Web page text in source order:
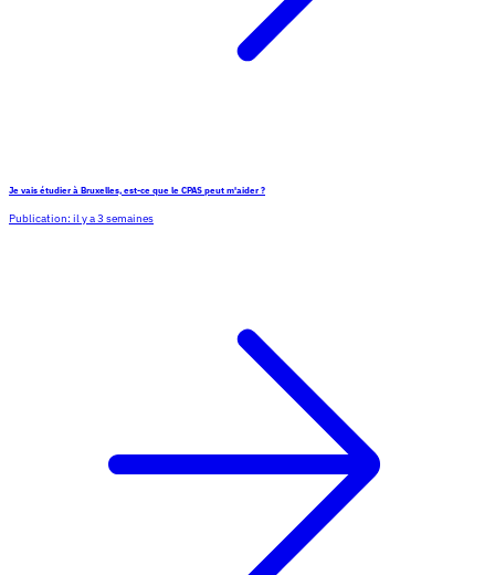
Je vais étudier à Bruxelles, est-ce que le CPAS peut m'aider ?
Publication: il y a 3 semaines